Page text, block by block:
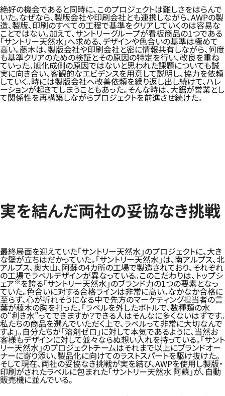
絶好の機会であると同時に、このプロジェクトは難しさをはらんで
いた。なぜなら、製版会社や印刷会社とも連携しながら、AWPの製
造、製版、印刷のすべての工程で基準をクリアしていくのは容易な
ことではない。加えて、サントリーグループが看板商品の1つである
「サントリー天然水」へ求める、デザインや色合いの基準は極めて
高い。藤木は、製版会社や印刷会社と密に情報共有しながら、何度
も基準クリアのための検証とその原因の特定を行い、改良を重ね
ていった。旭化成側の原因ではないと思われた課題についても誠
実に向き合い、客観的なエビデンスを用意して説明し、協力を依頼
していく。時には製版会社へ改善依頼を繰り返し出し続けて、ハレ
ーションが起きてしまうこともあった。そんな時は、大鋸が営業とし
て関係性を再構築しながらプロジェクトを前進させ続けた。
実を結んだ両社の妥協なき挑戦
最終局面を迎えていた「サントリー天然水」のプロジェクトに、大き
な壁が立ちはだかっていた。「サントリー天然水」は、南アルプス、北
アルプス、奥大山、阿蘇の4カ所の工場で製造されており、それぞれ
の工場でラベルデザインが異なっている。このこだわりは、トップシ
ェア※を誇る「サントリー天然水」のブランド力の1つの要素となっ
ていた。色合いに対する合格ラインは非常に高い。なかなか合格に
至らず、心が折れそうになる中で先方のマーケティング担当者の言
葉が藤木の胸を打った。「ラベルを外したボトルで、数種類の水
の“利き水”ってできますか？できる人はそんなに多くないはずです。
私たちの商品を選んでいただく上で、ラベルって非常に大切なんで
すよ」。自分たちが「溶剤ゼロ」に対して本気であるように、当然お
客様もデザインに対して並々ならぬ想い入れを持っている。「サント
リー天然水」のプロジェクトチームはそれまで以上にブランドオー
ナーに寄り添い、製品化に向けてのラストスパートを駆け抜けた。
そして現在、両社の妥協なき挑戦が実を結び、AWPを使用し製版・
印刷がされたラベルに包まれた「サントリー天然水 阿蘇」が、自動
販売機に並んでいる。